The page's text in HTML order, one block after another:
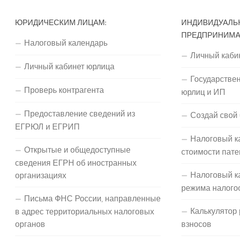
ЮРИДИЧЕСКИМ ЛИЦАМ:
Налоговый календарь
Личный кабинет юрлица
Проверь контрагента
Предоставление сведений из
ЕГРЮЛ и ЕГРИП
Открытые и общедоступные
сведения ЕГРН об иностранных
организациях
Письма ФНС России, направленные
в адрес территориальных налоговых
органов
Личный
юрлиц и ИП
Создай свой
Налоговый
стоимости
Налоговый
режима
взносов